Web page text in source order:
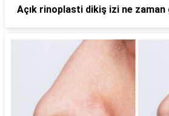
Açık rinoplasti dikiş izi ne zaman